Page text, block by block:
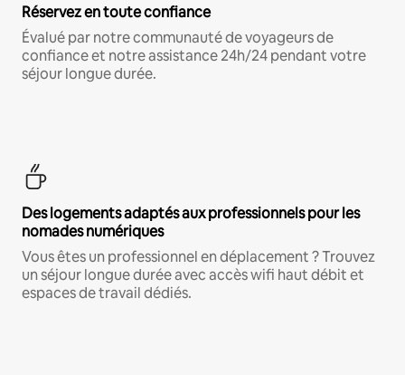
Réservez en toute confiance
Évalué par notre communauté de voyageurs de
confiance et notre assistance 24h/24 pendant votre
séjour longue durée.
Des logements adaptés aux professionnels pour les
nomades numériques
Vous êtes un professionnel en déplacement ? Trouvez
un séjour longue durée avec accès wifi haut débit et
espaces de travail dédiés.